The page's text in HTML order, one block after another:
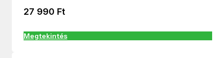
27 990 Ft
Megtekintés